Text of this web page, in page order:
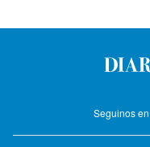
Seguinos